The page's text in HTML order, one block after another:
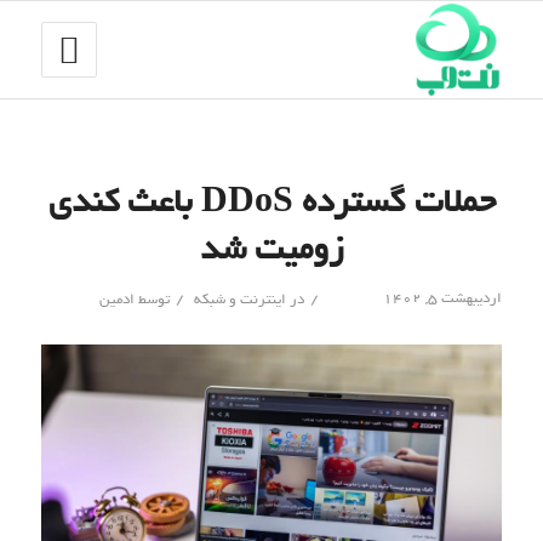
حملات گسترده DDoS باعث کندی
زومیت شد
اردیبهشت ۵, ۱۴۰۲ / در اینترنت و شبکه / توسط ادمین